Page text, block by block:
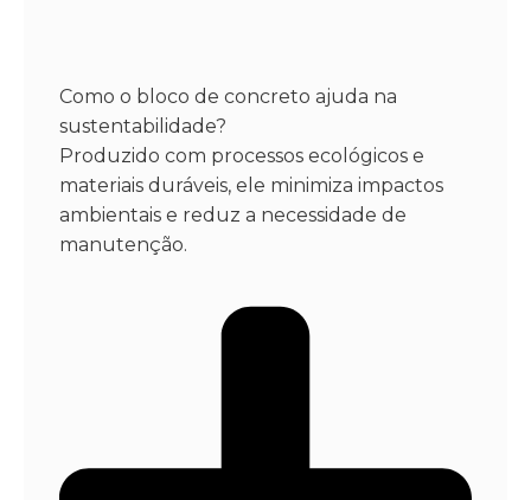
Como o bloco de concreto ajuda na
sustentabilidade?
Produzido com processos ecológicos e
materiais duráveis, ele minimiza impactos
ambientais e reduz a necessidade de
manutenção.